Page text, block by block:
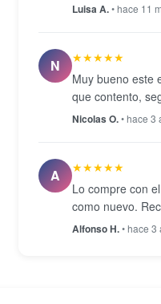
Luisa A.• hace 11
N
★★★★★
Muy bueno este
que contento,
Nicolas O.• hace 3
A
★★★★★
Lo compre con
como nuevo.
Alfonso H.• hace 3